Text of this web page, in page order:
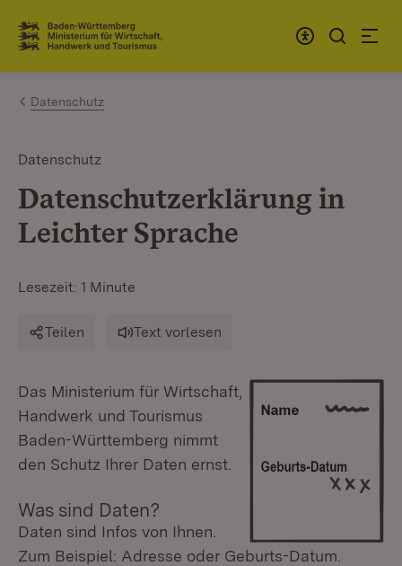
Zum Inhalt springen
Link zur Startseite
Datenschutz
Datenschutz
Datenschutzerklärung in
Leichter Sprache
Lesezeit: 1 Minute
Teilen Text vorlesen
Das Ministerium für Wirtschaft,
Handwerk und Tourismus
Baden-Württemberg nimmt
den Schutz Ihrer Daten ernst.
Was sind Daten?
Daten sind Infos von Ihnen.
Zum Beispiel: Adresse oder Geburts-Datum.